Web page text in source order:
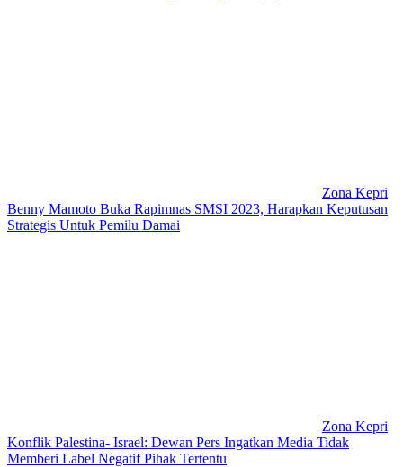
Zona Kepri
Benny Mamoto Buka Rapimnas SMSI 2023, Harapkan Keputusan
Strategis Untuk Pemilu Damai
Zona Kepri
Konflik Palestina- Israel: Dewan Pers Ingatkan Media Tidak
Memberi Label Negatif Pihak Tertentu